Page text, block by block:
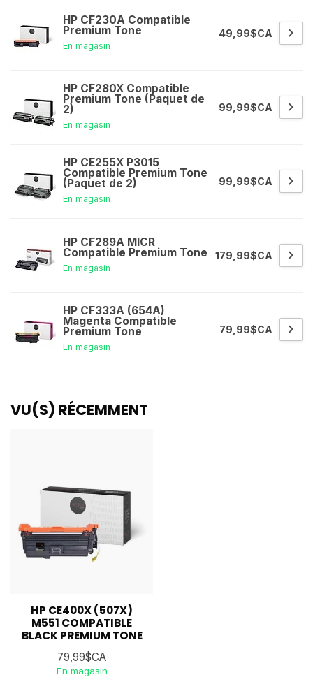
HP CF230A Compatible
Premium Tone
En magasin
49,99$CA
HP CF280X Compatible
Premium Tone (Paquet de
2)
En magasin
99,99$CA
HP CE255X P3015
Compatible Premium Tone
(Paquet de 2)
En magasin
99,99$CA
HP CF289A MICR
Compatible Premium Tone
En magasin
179,99$CA
HP CF333A (654A)
Magenta Compatible
Premium Tone
En magasin
79,99$CA
VU(S) RÉCEMMENT
HP CE400X (507X)
M551 COMPATIBLE
BLACK PREMIUM TONE
79,99$CA
En magasin